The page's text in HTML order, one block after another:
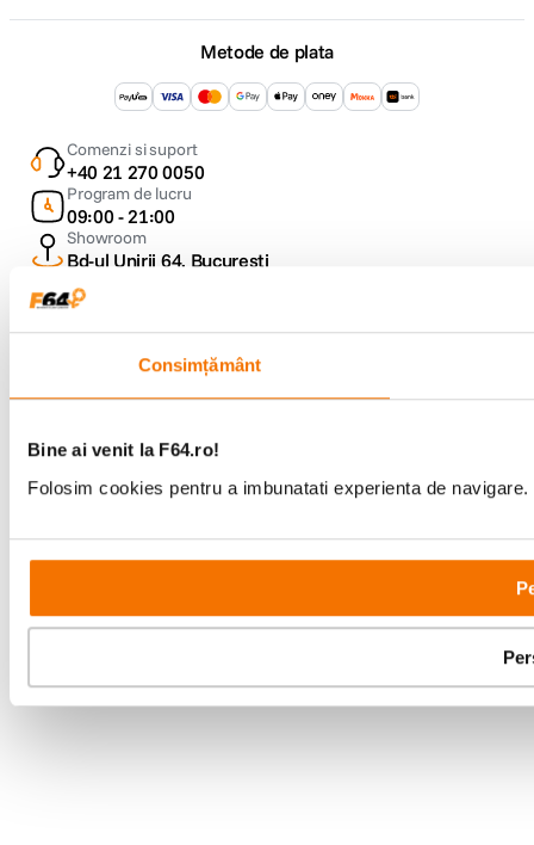
Consimțământ
Bine ai venit la F64.ro!
Folosim cookies pentru a imbunatati experienta de
Metode de plata
Comenzi si suport
+40 21 270 0050
Program de lucru
09:00 - 21:00
Showroom
Bd-ul Unirii 64, Bucuresti
Parteneri tehnologie: